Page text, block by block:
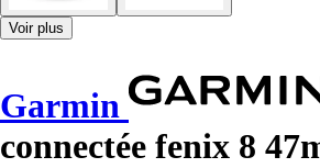
Voir plus
Garmin
connectée fenix 8